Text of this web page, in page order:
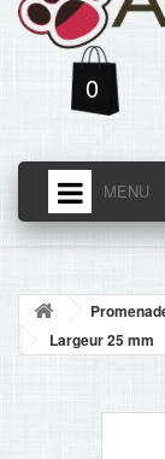
0
MENU
ACCUEIL
NOUVELLES
ACCUEIL
Largeur 25 mm